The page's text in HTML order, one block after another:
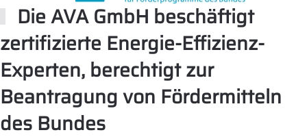
Die AVA GmbH beschäftigt
zertifizierte Energie-Effizienz-
Experten, berechtigt zur
Beantragung von Fördermitteln
des Bundes